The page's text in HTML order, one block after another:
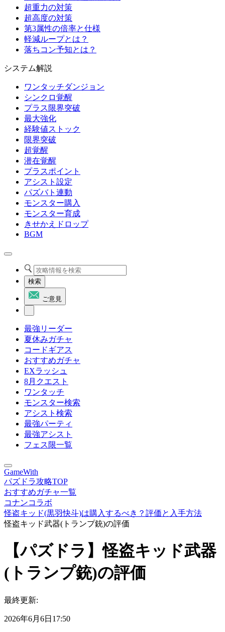
超重力の対策
超高度の対策
第3属性の倍率と仕様
軽減ループとは？
落ちコン予知とは？
システム解説
ワンタッチダンジョン
シンクロ覚醒
プラス限界突破
最大強化
経験値ストック
限界突破
超覚醒
潜在覚醒
プラスポイント
アシスト設定
パズバト連動
モンスター購入
モンスター育成
きせかえドロップ
BGM
検索
ご意見
最強リーダー
夏休みガチャ
コードギアス
おすすめガチャ
EXラッシュ
8月クエスト
ワンタッチ
モンスター検索
アシスト検索
最強パーティ
最強アシスト
フェス限一覧
GameWith
パズドラ攻略TOP
おすすめガチャ一覧
コナンコラボ
怪盗キッド(黒羽快斗)は購入するべき？評価と入手方法
怪盗キッド武器(トランプ銃)の評価
【パズドラ】怪盗キッド武器
(トランプ銃)の評価
最終更新:
2026年6月6日17:50